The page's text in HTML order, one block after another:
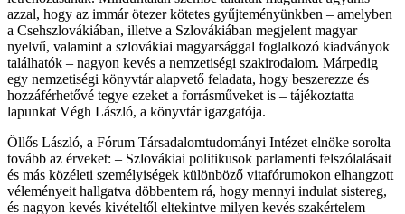
azzal, hogy az immár ötezer kötetes gyűjteményünkben – amelyben
a Csehszlovákiában, illetve a Szlovákiában megjelent magyar
nyelvű, valamint a szlovákiai magyarsággal foglalkozó kiadványok
találhatók – nagyon kevés a nemzetiségi szakirodalom. Márpedig
egy nemzetiségi könyvtár alapvető feladata, hogy beszerezze és
hozzáférhetővé tegye ezeket a forrásműveket is – tájékoztatta
lapunkat Végh László, a könyvtár igazgatója.
Öllős László, a Fórum Társadalomtudományi Intézet elnöke sorolta
tovább az érveket: – Szlovákiai politikusok parlamenti felszólalásait
és más közéleti személyiségek különböző vitafórumokon elhangzott
véleményeit hallgatva döbbentem rá, hogy mennyi indulat sistereg,
és nagyon kevés kivételtől eltekintve milyen kevés szakértelem